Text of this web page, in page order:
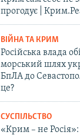
прогодує |
ВІЙНА ТА КРИМ
Російська влада
морський шлях
БпЛА до
це?
СУСПІЛЬСТВО
«Крим – не